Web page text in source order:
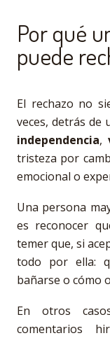
Por qué
puede
El rechazo no
veces, detrás de
independencia,
tristeza por
emocional o
Una persona
es reconocer
temer que, si
todo por ella:
bañarse o cómo
En otros
comentarios